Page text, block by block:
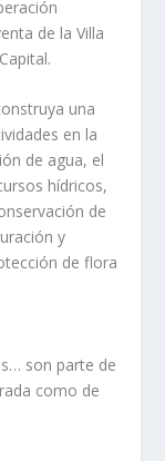
de la Villa
una
en la
de agua, el
hídricos,
de
y
de flora
son parte de
como de